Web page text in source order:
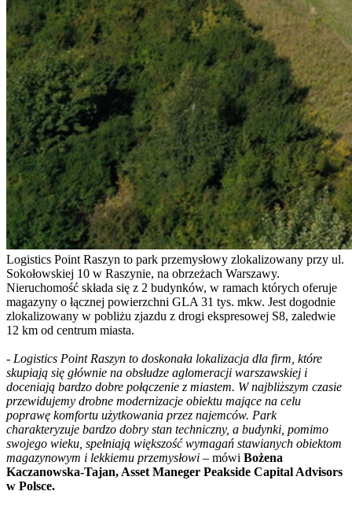
Logistics Point Raszyn to park przemysłowy zlokalizowany przy ul.
Sokołowskiej 10 w Raszynie, na obrzeżach Warszawy.
Nieruchomość składa się z 2 budynków, w ramach których oferuje
magazyny o łącznej powierzchni GLA 31 tys. mkw. Jest dogodnie
zlokalizowany w pobliżu zjazdu z drogi ekspresowej S8, zaledwie
12 km od centrum miasta.
- Logistics Point Raszyn to doskonała lokalizacja dla firm, które
skupiają się głównie na obsłudze aglomeracji warszawskiej i
doceniają bardzo dobre połączenie z miastem. W najbliższym czasie
przewidujemy drobne modernizacje obiektu mające na celu
poprawę komfortu użytkowania przez najemców. Park
charakteryzuje bardzo dobry stan techniczny, a budynki, pomimo
swojego wieku, spełniają większość wymagań stawianych obiektom
magazynowym i lekkiemu przemysłowi – mówi Bożena
Kaczanowska-Tajan, Asset Maneger Peakside Capital Advisors
w Polsce.